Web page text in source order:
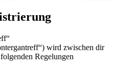
wird zwischen dir
Regelungen